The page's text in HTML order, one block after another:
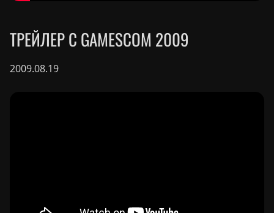
ТРЕЙЛЕР С GAMESCOM 2009
2009.08.19